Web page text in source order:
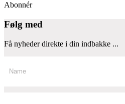
Abonnér
Følg med
Få nyheder direkte i din indbakke ...